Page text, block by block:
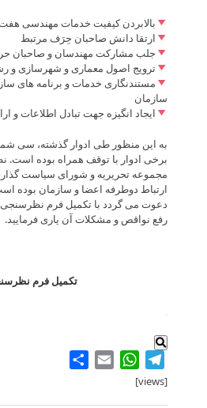
بالابردن کیفیت خدمات مهندسی
ارتقا دانش صاحبان حِرَف مرتبط
جلب مشارکت مهندسان و صاحبان
ترویج اصول معماری و شهرسازی و
مستندنگاری خدمات و برنامه های
سازمان
ایجاد انگیزه جهت تبادل اطلاعات و
به این منظور طی ادوار گذشته، سی
برخی ادوار با توقف همراه بوده است.
مجموعه تحریریه و شورای سیاست
ارتباط دوطرفه اعضا و سازمان بوده
دعوت می گردد با تکمیل فرم نظرسنجی
رفع نواقص و مشکلات آن یاری فرمایید.
تکمیل فرم
.
Telegram
WhatsApp
Email
[views]